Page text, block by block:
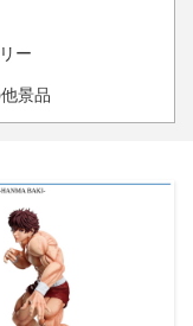
ー
景品